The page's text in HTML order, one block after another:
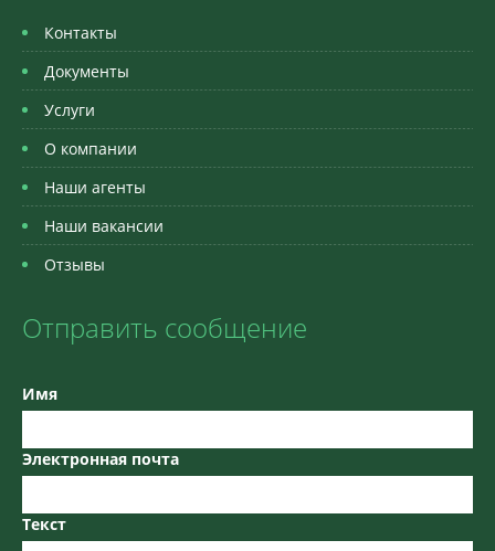
Контакты
Документы
Услуги
О компании
Наши агенты
Наши вакансии
Отзывы
Отправить сообщение
Имя
Электронная почта
Текст